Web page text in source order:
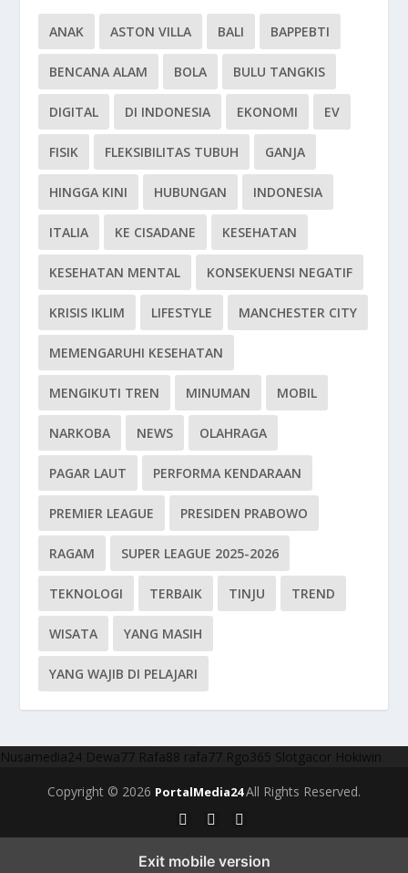
ANAK ASTON VILLA BALI BAPPEBTI
BENCANA ALAM BOLA BULU TANGKIS
DIGITAL DI INDONESIA EKONOMI EV
FISIK FLEKSIBILITAS TUBUH GANJA
HINGGA KINI HUBUNGAN INDONESIA
ITALIA KE CISADANE KESEHATAN
KESEHATAN MENTAL KONSEKUENSI NEGATIF
KRISIS IKLIM LIFESTYLE MANCHESTER CITY
MEMENGARUHI KESEHATAN
MENGIKUTI TREN MINUMAN MOBIL
NARKOBA NEWS OLAHRAGA
PAGAR LAUT PERFORMA KENDARAAN
PREMIER LEAGUE PRESIDEN PRABOWO
RAGAM SUPER LEAGUE 2025-2026
TEKNOLOGI TERBAIK TINJU TREND
WISATA YANG MASIH
YANG WAJIB DI PELAJARI
Nusamedia24 Dewa77 Rafa88 rafa77 Rgo365 Slotgacor Hokiwin
Copyright © 2026 PortalMedia24All Rights Reserved.
Exit mobile version